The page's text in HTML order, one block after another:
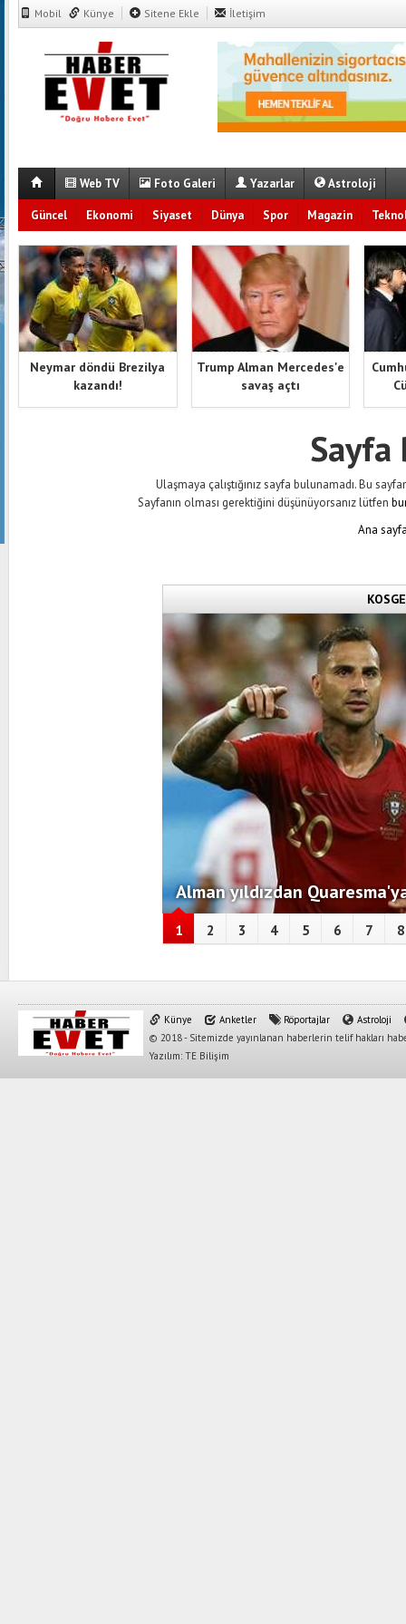
Mobil Künye Sitene Ekle İletişim
Web TV Foto Galeri Yazarlar Astroloji
Güncel Ekonomi Siyaset Dünya Spor Magazin
Neymar döndü Brezilya
kazandı!
Trump Alman Mercedes'e
savaş açtı
Sayfa
Ulaşmaya çalıştığınız sayfa bulunamadı. Bu
Sayfanın olması gerektiğini düşünüyorsanız lütfen
Ana
1 2 3 4 5 6 7 8
Alman yıldızdan
Künye Anketler Röportajlar
Astroloji
© 2018 - Sitemizde yayınlanan haberlerin telif hakları
Yazılım: TE Bilişim